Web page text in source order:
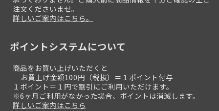
注文くださいませ。
詳しいご案内はこちら。
ポイントシステムについて
商品をお買い上げいただくと
お買上げ金額100円（税抜）＝１ポイント付与
１ポイント＝１円で割引にご利用いただけます。
※6ヶ月ご利用がなかった場合、ポイントは消滅します。
詳しいご案内はこちら